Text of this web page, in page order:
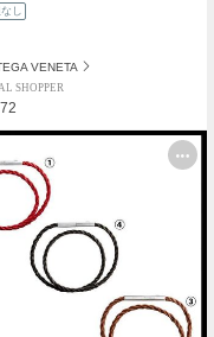
し
VENETA
SHOPPER